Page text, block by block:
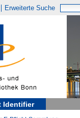
Erweiterte Suche
Identifier